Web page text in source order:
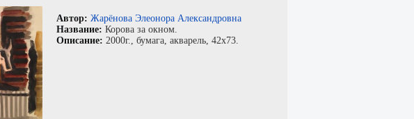
Автор: Жарёнова Элеонора Александровна
Название: Корова за окном.
Описание: 2000г., бумага, акварель, 42x73.